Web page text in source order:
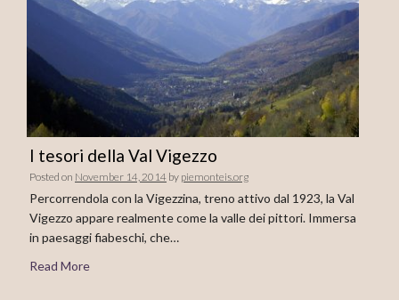
I tesori della Val Vigezzo
Posted on November 14, 2014 by piemonteis.org
Percorrendola con la Vigezzina, treno attivo dal 1923, la Val
Vigezzo appare realmente come la valle dei pittori. Immersa
in paesaggi fiabeschi, che…
Read More